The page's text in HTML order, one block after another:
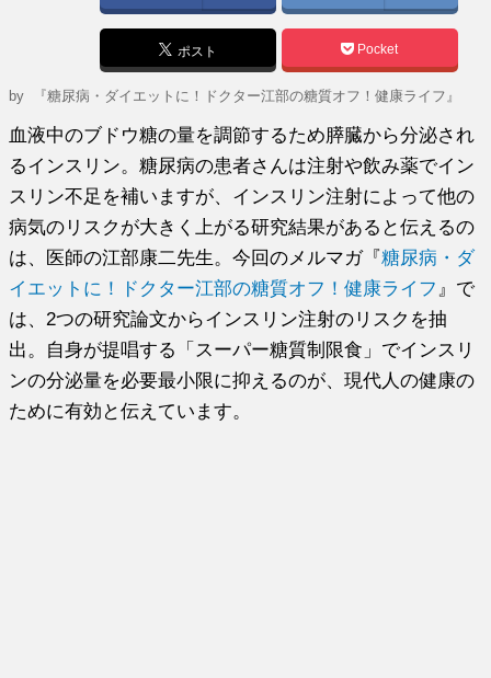
ポスト Pocket
by 『糖尿病・ダイエットに！ドクター江部の糖質オフ！健康ライフ』
血液中のブドウ糖の量を調節するため膵臓から分泌され
るインスリン。糖尿病の患者さんは注射や飲み薬でイン
スリン不足を補いますが、インスリン注射によって他の
病気のリスクが大きく上がる研究結果があると伝えるの
は、医師の江部康二先生。今回のメルマガ『糖尿病・ダ
イエットに！ドクター江部の糖質オフ！健康ライフ 』で
は、2つの研究論文からインスリン注射のリスクを抽
出。自身が提唱する「スーパー糖質制限食」でインスリ
ンの分泌量を必要最小限に抑えるのが、現代人の健康の
ために有効と伝えています。